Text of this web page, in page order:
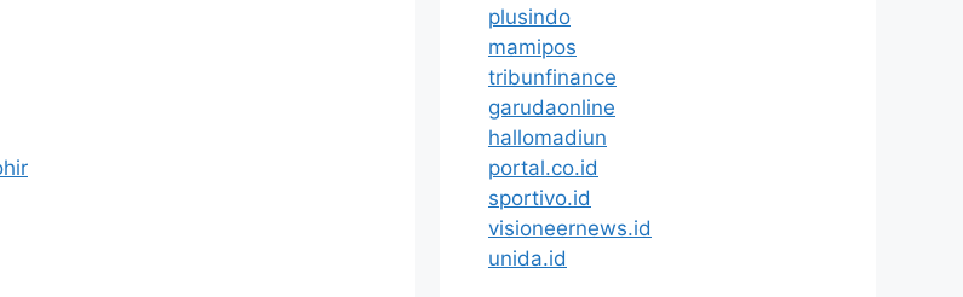
plusindo
mamipos
tribunfinance
garudaonline
hallomadiun
portal.co.id
sportivo.id
visioneernews.id
unida.id